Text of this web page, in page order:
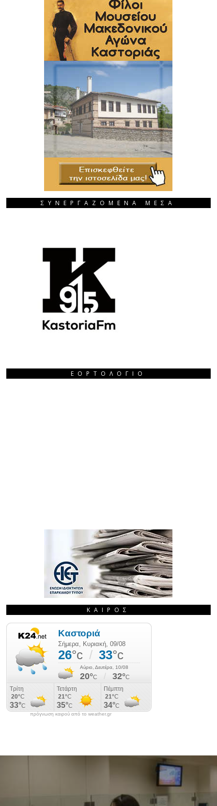
ΣΥΝΕΡΓΑΖΟΜΕΝΑ ΜΕΣΑ
ΕΟΡΤΟΛΌΓΙΟ
ΚΑΙΡΌΣ
πρόγνωση καιρού από το weather.gr